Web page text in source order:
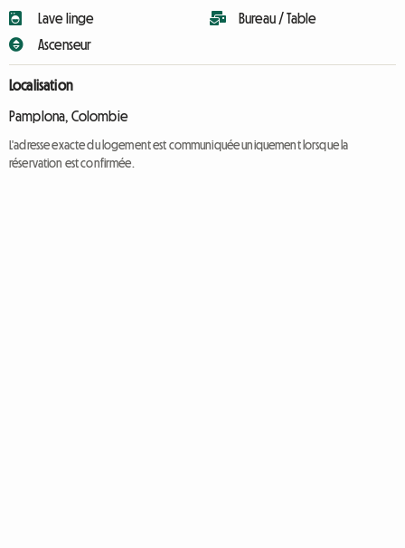
Lave linge
Ascenseur
Bureau / Table
Localisation
Pamplona, Colombie
L'adresse exacte du logement est communiquée uniquement lorsque la
réservation est confirmée.